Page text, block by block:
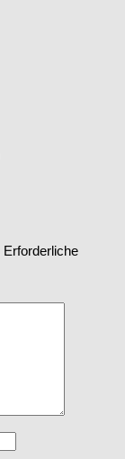
Erforderliche